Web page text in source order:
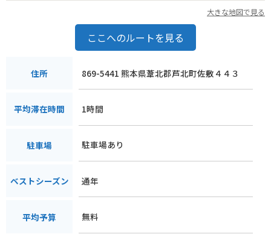
大きな地図で見る
ここへのルートを見る
住所 869-5441 熊本県葦北郡芦北町佐敷４４３
平均滞在時間 1時間
駐車場 駐車場あり
ベストシーズン 通年
平均予算 無料